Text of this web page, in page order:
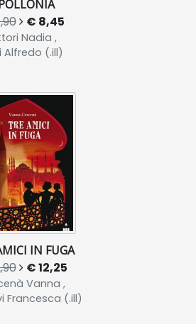
€ 8,45
Nadia ,
Alfredo (.ill)
IN FUGA
€ 12,25
Vanna ,
Francesca (.ill)